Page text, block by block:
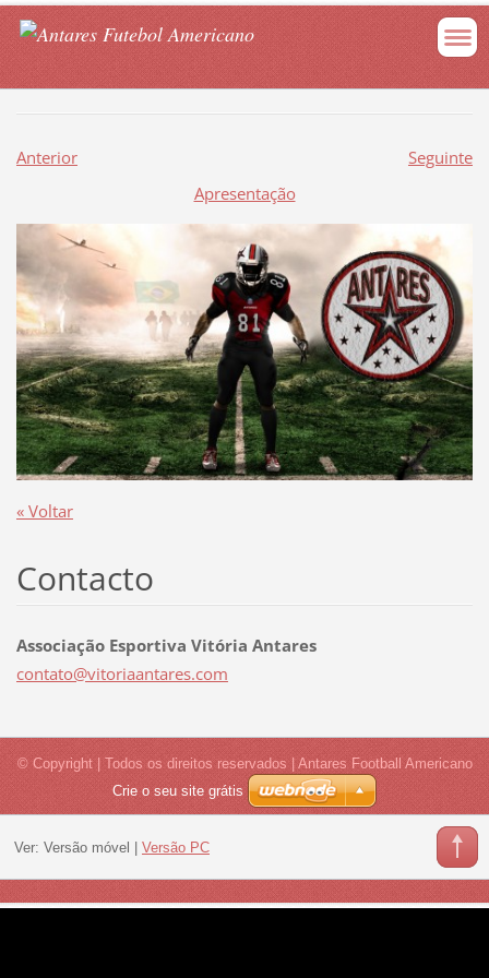
Anterior
Seguinte
Apresentação
« Voltar
Contacto
Associação Esportiva Vitória Antares
contato@vitoriaantares.com
© Copyright | Todos os direitos reservados | Antares Football Americano
Crie o seu site grátis
Ver: Versão móvel Versão PC